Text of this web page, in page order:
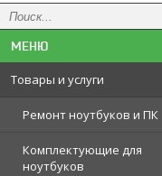
Товары и услуги
Ремонт ноутбуков и ПК
Комплектующие для
ноутбуков